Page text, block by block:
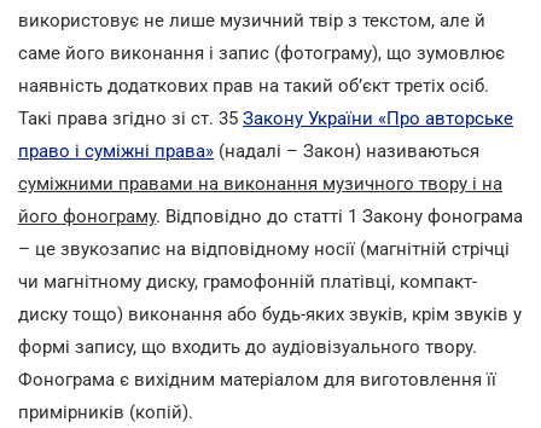
використовує не лише музичний твір з текстом, але й
саме його виконання і запис (фотограму), що зумовлює
наявність додаткових прав на такий об’єкт третіх осіб.
Такі права згідно зі ст. 35 Закону України «Про авторське
право і суміжні права» (надалі – Закон) називаються
суміжними правами на виконання музичного твору і на
його фонограму. Відповідно до статті 1 Закону фонограма
– це звукозапис на відповідному носії (магнітній стрічці
чи магнітному диску, грамофонній платівці, компакт-
диску тощо) виконання або будь-яких звуків, крім звуків у
формі запису, що входить до аудіовізуального твору.
Фонограма є вихідним матеріалом для виготовлення її
примірників (копій).